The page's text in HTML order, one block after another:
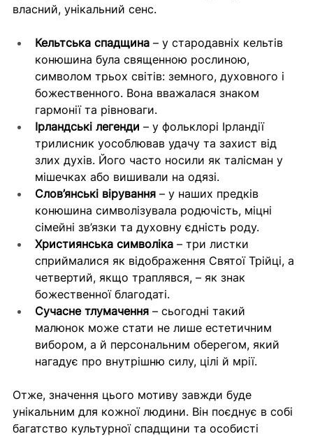
власний, унікальний сенс.
Кельтська спадщина – у стародавніх кельтів
конюшина була священною рослиною,
символом трьох світів: земного, духовного і
божественного. Вона вважалася знаком
гармонії та рівноваги.
Ірландські легенди – у фольклорі Ірландії
трилисник уособлював удачу та захист від
злих духів. Його часто носили як талісман у
мішечках або вишивали на одязі.
Слов’янські вірування – у наших предків
конюшина символізувала родючість, міцні
сімейні зв’язки та духовну єдність роду.
Християнська символіка – три листки
сприймалися як відображення Святої Трійці, а
четвертий, якщо траплявся, – як знак
божественної благодаті.
Сучасне тлумачення – сьогодні такий
малюнок може стати не лише естетичним
вибором, а й персональним оберегом, який
нагадує про внутрішню силу, цілі й мрії.
Отже, значення цього мотиву завжди буде
унікальним для кожної людини. Він поєднує в собі
багатство культурної спадщини та особисті